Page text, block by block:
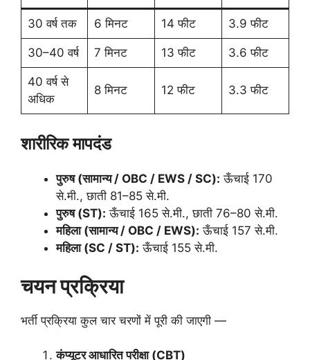
30 वर्ष तक 6 मिनट 14 फीट 3.9 फीट
30–40 वर्ष 7 मिनट 13 फीट 3.6 फीट
40 वर्ष से
अधिक
8 मिनट 12 फीट 3.3 फीट
शारीरिक मापदंड
पुरुष (सामान्य / OBC / EWS / SC): ऊँचाई 170
से.मी., छाती 81–85 से.मी.
पुरुष (ST): ऊँचाई 165 से.मी., छाती 76–80 से.मी.
महिला (सामान्य / OBC / EWS): ऊँचाई 157 से.मी.
महिला (SC / ST): ऊँचाई 155 से.मी.
चयन प्रक्रिया
भर्ती प्रक्रिया कुल चार चरणों में पूरी की जाएगी —
कंप्यूटर आधारित परीक्षा (CBT)